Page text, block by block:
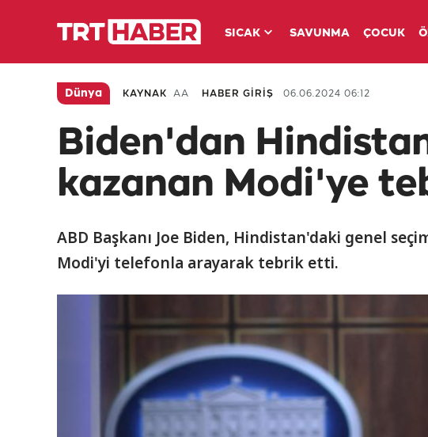
SICAK SAVUNMA ÇOCUK
Dünya KAYNAK AA HABER GİRİŞ 06.06.2024 06:12
Biden'dan
kazanan Modi'ye
ABD Başkanı Joe Biden, Hindistan'daki genel
Modi'yi telefonla arayarak tebrik etti.